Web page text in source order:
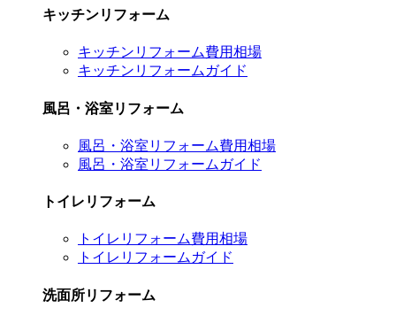
キッチンリフォーム
キッチンリフォーム費用相場
キッチンリフォームガイド
風呂・浴室リフォーム
風呂・浴室リフォーム費用相場
風呂・浴室リフォームガイド
トイレリフォーム
トイレリフォーム費用相場
トイレリフォームガイド
洗面所リフォーム